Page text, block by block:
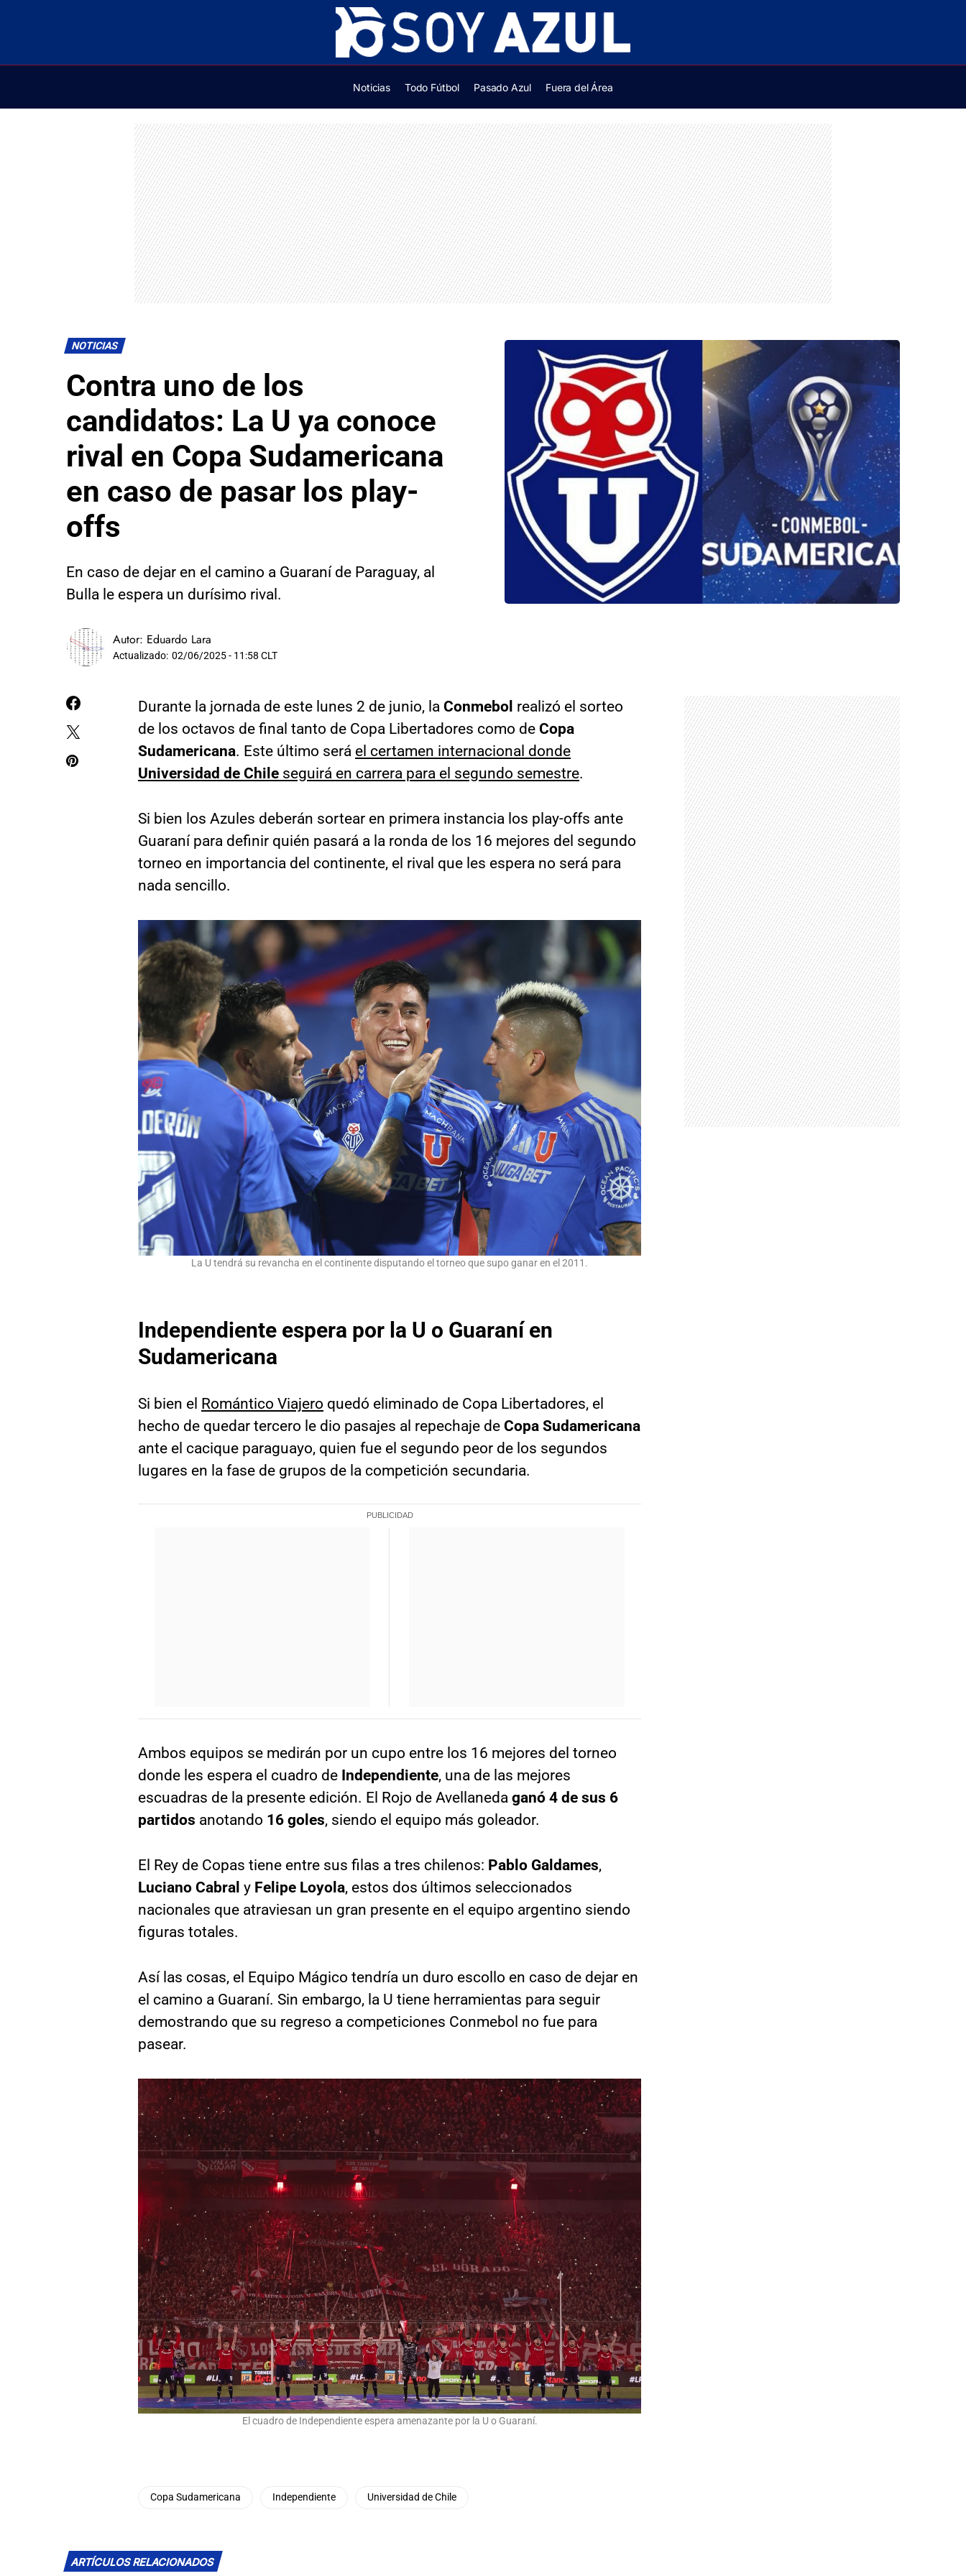
Noticias Todo Fútbol Pasado Azul Fuera del Área
NOTICIAS
Contra uno de los
candidatos: La U ya conoce
rival en Copa Sudamericana
en caso de pasar los play-
offs
En caso de dejar en el camino a Guaraní de Paraguay, al
Bulla le espera un durísimo rival.
Autor: Eduardo Lara
Actualizado: 02/06/2025 - 11:58 CLT
Durante la jornada de este lunes 2 de junio, la Conmebol realizó el sorteo
de los octavos de final tanto de Copa Libertadores como de Copa
Sudamericana. Este último será el certamen internacional donde
Universidad de Chile seguirá en carrera para el segundo semestre.
Si bien los Azules deberán sortear en primera instancia los play-offs ante
Guaraní para definir quién pasará a la ronda de los 16 mejores del segundo
torneo en importancia del continente, el rival que les espera no será para
nada sencillo.
La U tendrá su revancha en el continente disputando el torneo que supo ganar en el 2011.
Independiente espera por la U o Guaraní en
Sudamericana
Si bien el Romántico Viajero quedó eliminado de Copa Libertadores, el
hecho de quedar tercero le dio pasajes al repechaje de Copa Sudamericana
ante el cacique paraguayo, quien fue el segundo peor de los segundos
lugares en la fase de grupos de la competición secundaria.
Ambos equipos se medirán por un cupo entre los 16 mejores del torneo
donde les espera el cuadro de Independiente, una de las mejores
escuadras de la presente edición. El Rojo de Avellaneda ganó 4 de sus 6
partidos anotando 16 goles, siendo el equipo más goleador.
El Rey de Copas tiene entre sus filas a tres chilenos: Pablo Galdames,
Luciano Cabral y Felipe Loyola, estos dos últimos seleccionados
nacionales que atraviesan un gran presente en el equipo argentino siendo
figuras totales.
Así las cosas, el Equipo Mágico tendría un duro escollo en caso de dejar en
el camino a Guaraní. Sin embargo, la U tiene herramientas para seguir
demostrando que su regreso a competiciones Conmebol no fue para
pasear.
El cuadro de Independiente espera amenazante por la U o Guaraní.
Copa Sudamericana Independiente Universidad de Chile
ARTÍCULOS RELACIONADOS